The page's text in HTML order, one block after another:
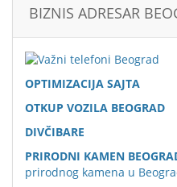
BIZNIS ADRESAR
OPTIMIZACIJA SAJTA
OTKUP VOZILA BEOGRAD
DIVČIBARE
PRIRODNI KAMEN
prirodnog kamena u